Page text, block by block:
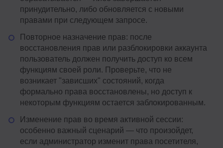
принудительно, либо обновляется с новыми
правами при следующем запросе.
Повторное назначение прав: после
восстановления прав или разблокировки аккаунта
пользователь должен получить доступ ко всем
функциям своей роли. Проверьте, что не
возникает "зависших" состояний, когда
формально права восстановлены, но доступ к
некоторым функциям остается заблокированным.
Изменение прав во время активной сессии:
особенно важный сценарий — что произойдет,
если администратор изменит права посетителя,